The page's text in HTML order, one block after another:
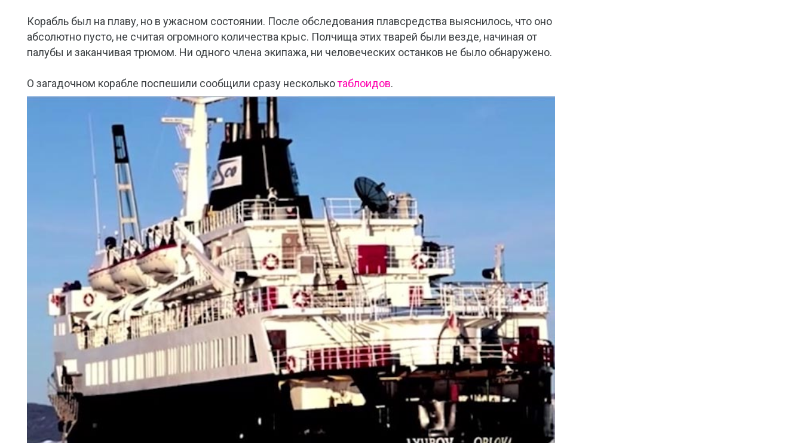
Корабль был на плаву, но в ужасном состоянии. После обследования плавсредства выяснилось, что оно
абсолютно пусто, не считая огромного количества крыс. Полчища этих тварей были везде, начиная от
палубы и заканчивая трюмом. Ни одного члена экипажа, ни человеческих останков не было обнаружено.
О загадочном корабле поспешили сообщили сразу несколькотаблоидов.